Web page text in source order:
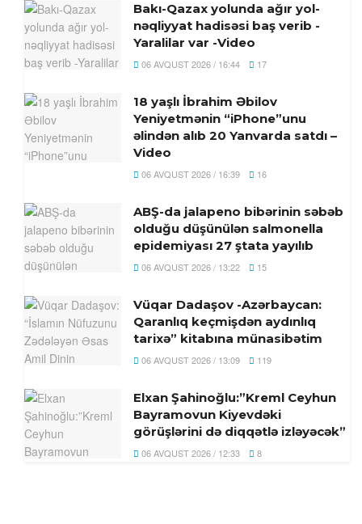
Bakı-Qazax yolunda ağır yol-
nəqliyyat hadisəsi baş verib -
Yaralilar var -Video
06 AVQUST 2026 / 16:44 17
18 yaşlı İbrahim Əbilov
Yeniyetmənin “iPhone”unu
əlindən alıb 20 Yanvarda satdı –
Video
06 AVQUST 2026 / 16:39 16
ABŞ-da jalapeno bibərinin səbəb
olduğu düşünülən salmonella
epidemiyası 27 ştata yayılıb
06 AVQUST 2026 / 13:22 15
Vüqar Dadaşov -Azərbaycan:
Qaranlıq keçmişdən aydınlıq
tarixə” kitabına münasibətim
06 AVQUST 2026 / 13:09 119
Elxan Şahinoğlu:”Kreml Ceyhun
Bayramovun Kiyevdəki
görüşlərini də diqqətlə izləyəcək”
06 AVQUST 2026 / 12:33 8